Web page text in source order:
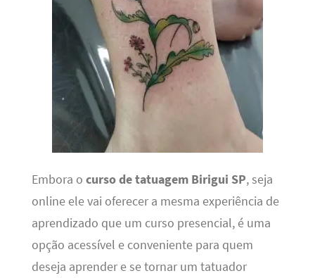
Embora o curso de tatuagem Birigui SP, seja
online ele vai oferecer a mesma experiência de
aprendizado que um curso presencial, é uma
opção acessível e conveniente para quem
deseja aprender e se tornar um tatuador